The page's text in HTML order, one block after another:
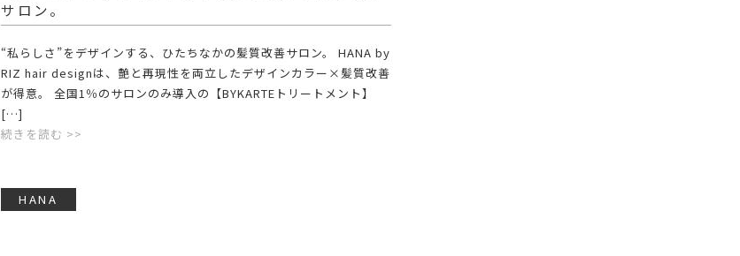
サロン。
“私らしさ”をデザインする、ひたちなかの髪質改善サロン。 HANA by
RIZ hair designは、艶と再現性を両立したデザインカラー×髪質改善
が得意。 全国1％のサロンのみ導入の【BYKARTEトリートメント】
[…]
続きを読む >>
HANA